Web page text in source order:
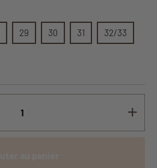
29 30 31 32/33